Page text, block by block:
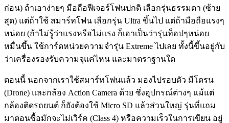
ก่อน) ถ้าเอาง่ายๆ มือถือฟีเจอร์โฟนปกติ เลือกรุ่นธรรมดา (ซ้าย
สุด) แต่ถ้าใช้ สมาร์ทโฟน เลือกรุ่น Ultra ขึ้นไป แต่ถ้ามือถือแรงๆ
หน่อย (ถ้าไม่รู้ว่าแรงหรือไม่แรง ก็เอาเป็นว่ารุ่นท็อปๆหน่อย
หมื่นขึ้น ใช้การ์ดหน่วยความจำรุ่น Extreme ไปเลย ทั้งนี้ขึ้นอยู่กับ
ว่าเครื่องรองรับความจุแค่ไหน และมาตราฐานใด
ตอนนี้ นอกจากเราใช้สมาร์ทโฟนแล้ว มองไปรอบตัว มีโดรน
(Drone) และกล้อง Action Camera ด้วย ซึ่งอุปกรณ์ต่างๆ แม้แต่
กล้องติดรถยนต์ ก็ยังต้องใช้ Micro SD แล้วส่วนใหญ่ รุ่นที่แถม
มาตอนซื้อมักจะไม่เวิร์ค (Class 4) หรือความเร็วในการเขียน อยู่